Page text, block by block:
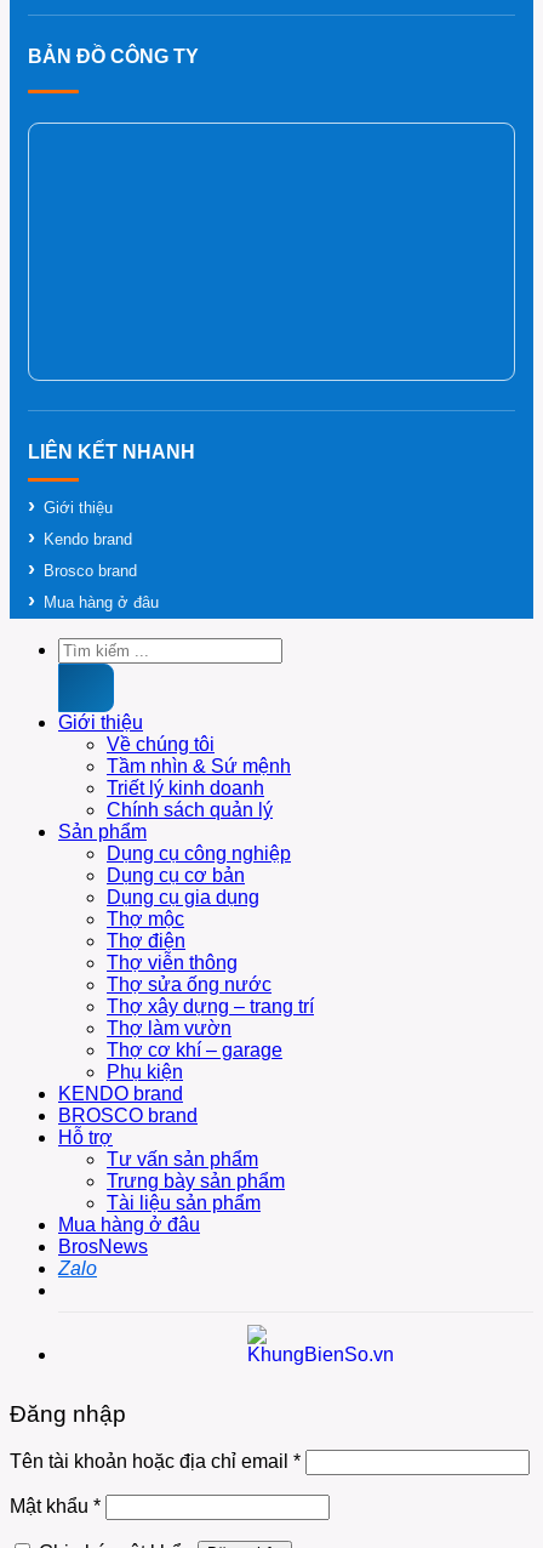
BẢN ĐỒ CÔNG TY
Giới thiệu
Kendo brand
Brosco brand
Mua hàng ở đâu
Tìm
kiếm:
Giới thiệu
Về chúng tôi
Tầm nhìn & Sứ mệnh
Triết lý kinh doanh
Chính sách quản lý
Sản phẩm
Dụng cụ công nghiệp
Dụng cụ cơ bản
Dụng cụ gia dụng
Thợ mộc
Thợ điện
Thợ viễn thông
Thợ sửa ống nước
Thợ xây dựng – trang trí
Thợ làm vườn
Thợ cơ khí – garage
Phụ kiện
KENDO brand
BROSCO brand
Hỗ trợ
Tư vấn sản phẩm
Trưng bày sản phẩm
Tài liệu sản phẩm
Mua hàng ở đâu
BrosNews
Đăng nhập
Tên tài khoản hoặc địa chỉ email *
Mật khẩu *